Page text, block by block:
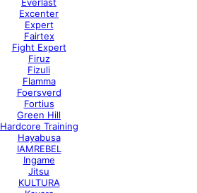
Excenter
Expert
Fairtex
Fight Expert
Firuz
Fizuli
Flamma
Foersverd
Fortius
Green Hill
Hardcore Training
Hayabusa
IAMREBEL
Ingame
Jitsu
KULTURA